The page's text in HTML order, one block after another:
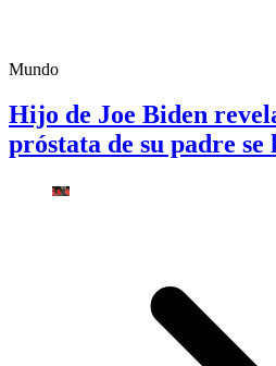
Mundo
Hijo de Joe Biden
próstata de su padre se